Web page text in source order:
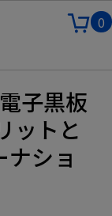
0
子黒板
ットと
ナショ